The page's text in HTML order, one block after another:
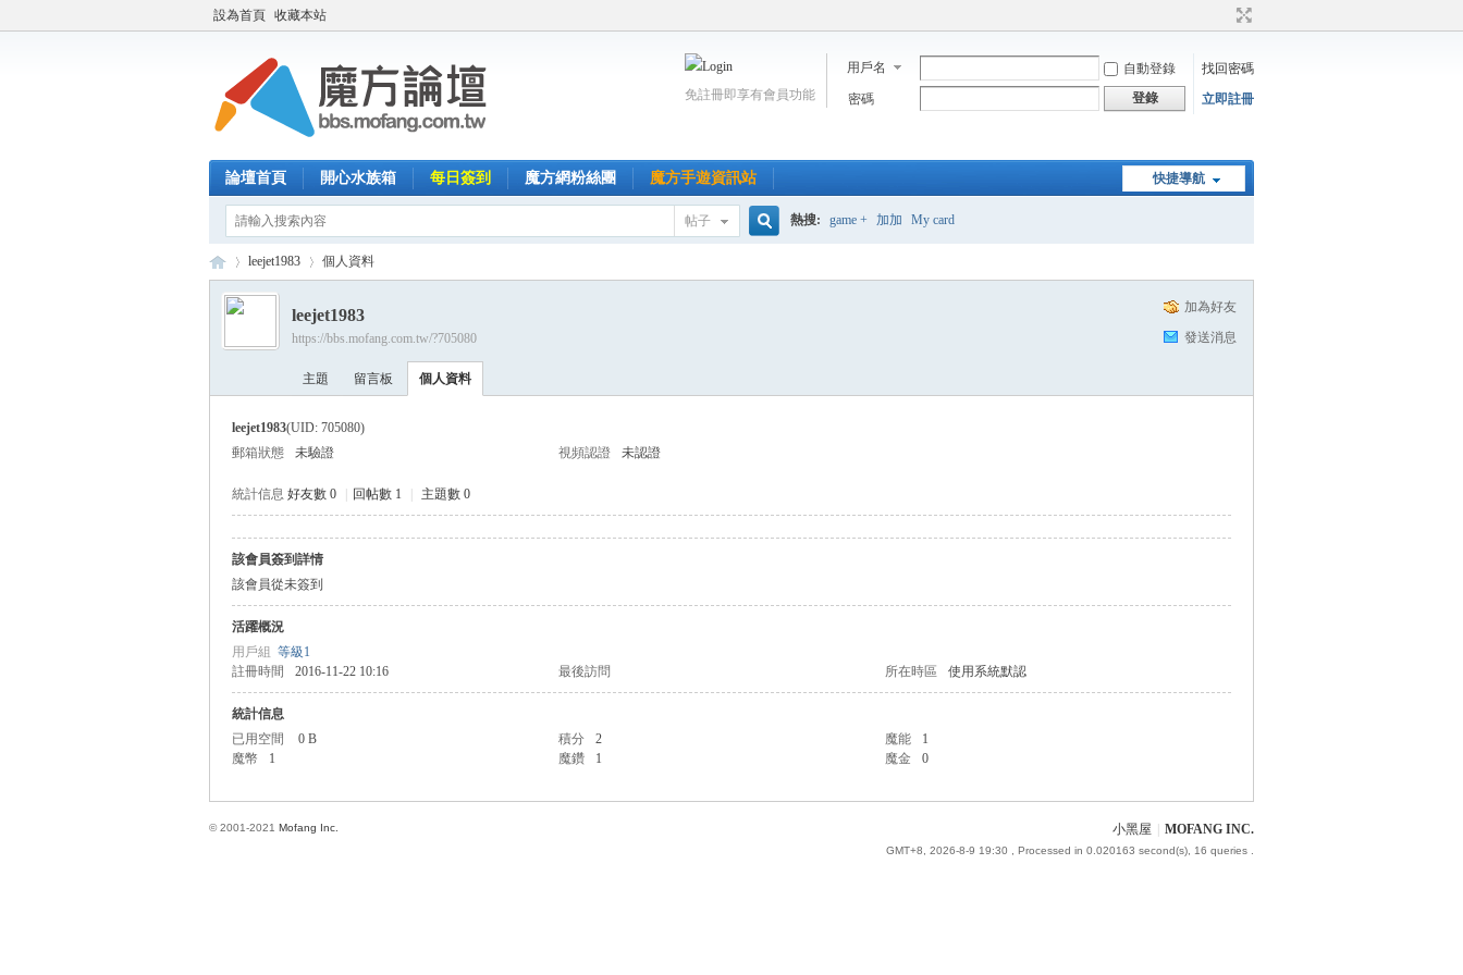
設為首頁 收藏本站
用戶名 自動登錄
找回密碼
密碼
登錄 立即註冊
免註冊即享有會員功能
快捷導航
論壇首頁 開心水族箱 每日簽到 魔方網粉絲團 魔方手遊資訊站
帖子 熱搜: game + 加加 My card
›
leejet1983 個人資料
加為好友
發送消息
leejet1983
https://bbs.mofang.com.tw/?705080
主題 留言板 個人資料
leejet1983(UID: 705080)
郵箱狀態
未驗證 視頻認證 未認證
統計信息 好友數 0 回帖數 1 主題數 0
該會員簽到詳情
該會員從未簽到
活躍概況
用戶組 等級1
註冊時間
2016-11-22 10:16 最後訪問 所在時區 使用系統默認
統計信息
已用空間
0 B 積分 2 魔能
1
魔幣
1 魔鑽 1 魔金 0
小黑屋 MOFANG INC.
GMT+8, 2026-8-9 19:30 , Processed in 0.020163 second(s), 16 queries .
© 2001-2021 Mofang Inc.